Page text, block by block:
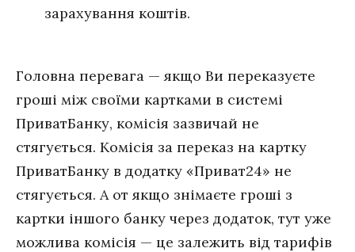
зарахування коштів.
Головна перевага — якщо Ви переказуєте
гроші між своїми картками в системі
ПриватБанку, комісія зазвичай не
стягується. Комісія за переказ на картку
ПриватБанку в додатку «Приват24» не
стягується. А от якщо знімаєте гроші з
картки іншого банку через додаток, тут уже
можлива комісія — це залежить від тарифів